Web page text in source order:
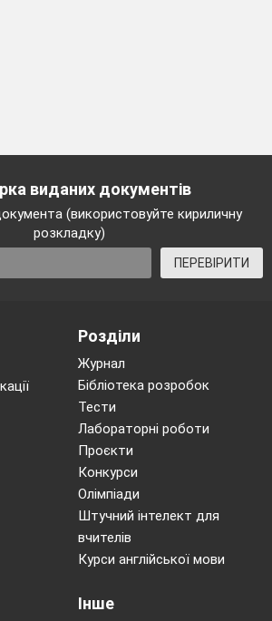
виданих документів
(використовуйте кириличну
розкладку)
ПЕРЕВІРИТИ
Розділи
Журнал
Бібліотека розробок
Тести
Лабораторні роботи
Проєкти
Конкурси
Олімпіади
Штучний інтелект для
вчителів
Курси англійської мови
Інше